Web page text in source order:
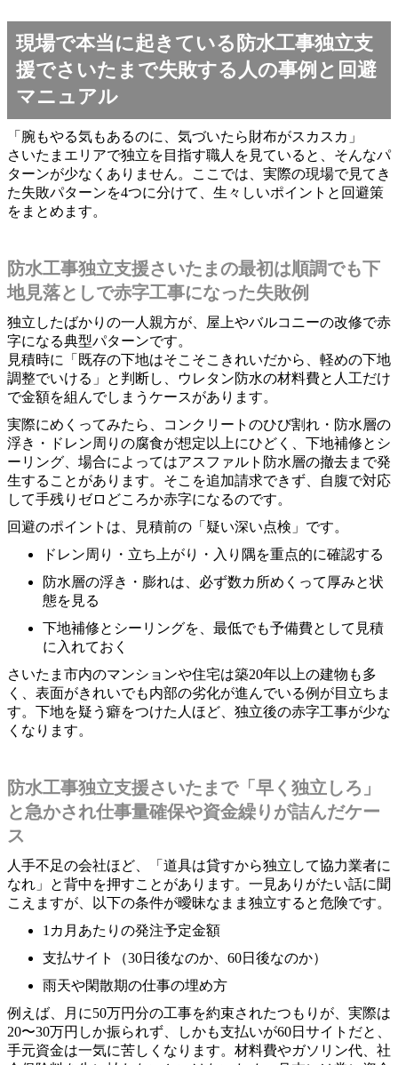
現場で本当に起きている防水工事独立支
援でさいたまで失敗する人の事例と回避
マニュアル
「腕もやる気もあるのに、気づいたら財布がスカスカ」
さいたまエリアで独立を目指す職人を見ていると、そんなパ
ターンが少なくありません。ここでは、実際の現場で見てき
た失敗パターンを4つに分けて、生々しいポイントと回避策
をまとめます。
防水工事独立支援さいたまの最初は順調でも下
地見落としで赤字工事になった失敗例
独立したばかりの一人親方が、屋上やバルコニーの改修で赤
字になる典型パターンです。
見積時に「既存の下地はそこそこきれいだから、軽めの下地
調整でいける」と判断し、ウレタン防水の材料費と人工だけ
で金額を組んでしまうケースがあります。
実際にめくってみたら、コンクリートのひび割れ・防水層の
浮き・ドレン周りの腐食が想定以上にひどく、下地補修とシ
ーリング、場合によってはアスファルト防水層の撤去まで発
生することがあります。そこを追加請求できず、自腹で対応
して手残りゼロどころか赤字になるのです。
回避のポイントは、見積前の「疑い深い点検」です。
ドレン周り・立ち上がり・入り隅を重点的に確認する
防水層の浮き・膨れは、必ず数カ所めくって厚みと状
態を見る
下地補修とシーリングを、最低でも予備費として見積
に入れておく
さいたま市内のマンションや住宅は築20年以上の建物も多
く、表面がきれいでも内部の劣化が進んでいる例が目立ちま
す。下地を疑う癖をつけた人ほど、独立後の赤字工事が少な
くなります。
防水工事独立支援さいたまで「早く独立しろ」
と急かされ仕事量確保や資金繰りが詰んだケー
ス
人手不足の会社ほど、「道具は貸すから独立して協力業者に
なれ」と背中を押すことがあります。一見ありがたい話に聞
こえますが、以下の条件が曖昧なまま独立すると危険です。
1カ月あたりの発注予定金額
支払サイト（30日後なのか、60日後なのか）
雨天や閑散期の仕事の埋め方
例えば、月に50万円分の工事を約束されたつもりが、実際は
20〜30万円しか振られず、しかも支払いが60日サイトだと、
手元資金は一気に苦しくなります。材料費やガソリン代、社